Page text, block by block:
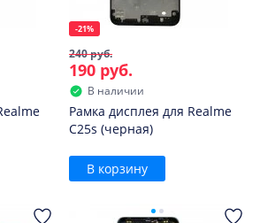
-21%
240 руб.
190 руб.
В наличии
Рамка дисплея для Realme
C25s (черная)
В корзину